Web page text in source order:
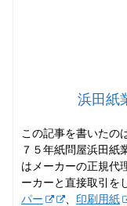
浜田
この記事を書いたの
７５年紙問屋浜田紙
はメーカーの正規代
ーカーと直接取引を
パー
印刷用紙